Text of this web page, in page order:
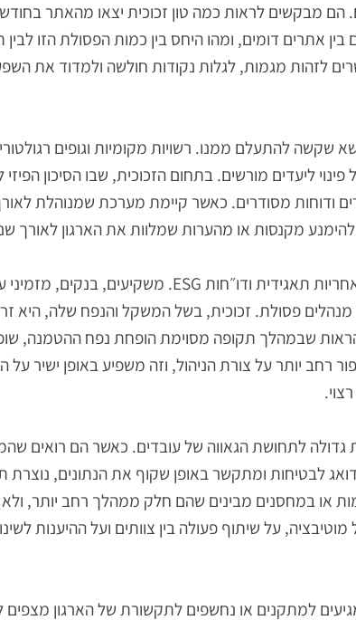
ככלי ניהולי
לתמונה השכבה הדאטאית. ארגונים שמעוניינים
דומים, ומהו היחס בין כמות הפסולת הזו לבין
מגמות, לגלות נקודות חולשה ולמדוד את השפעת
מורשים. בתחום הזכוכית, שבו הסיכון הפיזי
מסודרים. כאשר קיימת מערכת שמנוהלת לאורך
מקנסות או מהערות שמלוות את הארגון לאורך
שבמהלך תקופה מסוימת הופחת נפח ההטמנה, שופר
על צורת הניהול, וזה משפיע באופן ישיר על
לבטיחות ומתקשר באופן שקוף את הנתונים, נוצרת